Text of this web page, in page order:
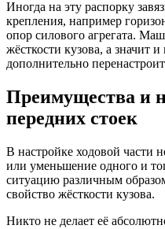
Иногда на эту распорку
крепления, например
опор силового агрегата.
жёсткости кузова, а значит
дополнительно
Преимущества и
передних стоек
В настройке ходовой части
или уменьшение одного и
ситуацию различным
свойство жёсткости кузова.
Никто не делает её